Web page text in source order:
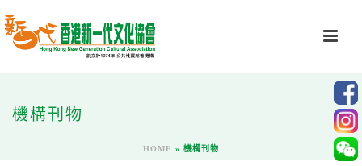
機構刊物
HOME » 機構刊物